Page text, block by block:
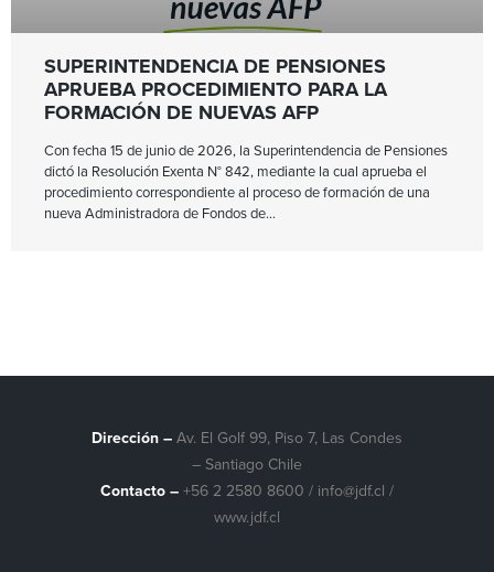
SUPERINTENDENCIA DE PENSIONES
APRUEBA PROCEDIMIENTO PARA LA
FORMACIÓN DE NUEVAS AFP
Con fecha 15 de junio de 2026, la Superintendencia de Pensiones
dictó la Resolución Exenta N° 842, mediante la cual aprueba el
procedimiento correspondiente al proceso de formación de una
nueva Administradora de Fondos de
Dirección –Av. El Golf 99, Piso 7, Las Condes
– Santiago Chile
Contacto –+56 2 2580 8600 / info@jdf.cl /
www.jdf.cl